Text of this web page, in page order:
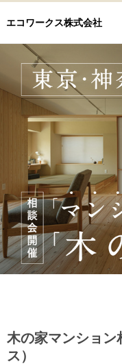
エコワークス株式会社
木の家マンション
ス）